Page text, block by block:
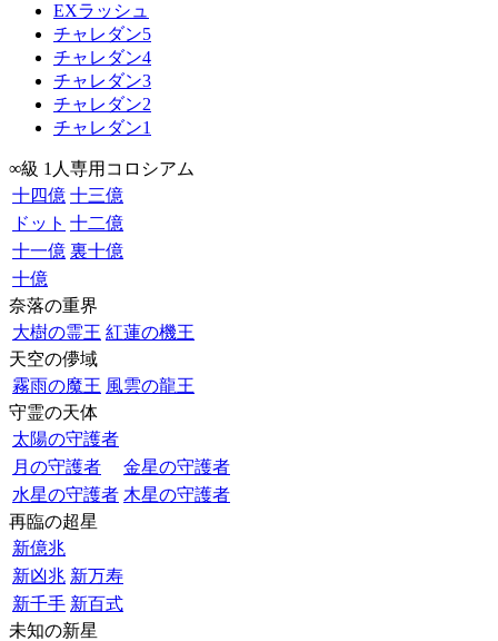
EXラッシュ
チャレダン5
チャレダン4
チャレダン3
チャレダン2
チャレダン1
∞級 1人専用コロシアム
十四億 十三億
ドット 十二億
十一億 裏十億
十億
奈落の重界
大樹の霊王 紅蓮の機王
天空の儚域
霧雨の魔王 風雲の龍王
守霊の天体
太陽の守護者
月の守護者
金星の守護者
水星の守護者 木星の守護者
再臨の超星
新億兆
新凶兆 新万寿
新千手 新百式
未知の新星